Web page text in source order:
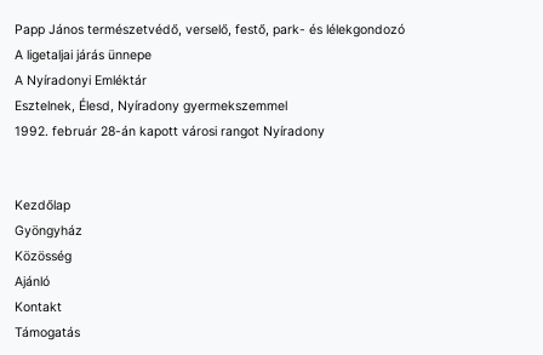
Papp János természetvédő, verselő, festő, park- és lélekgondozó
A ligetaljai járás ünnepe
A Nyíradonyi Emléktár
Esztelnek, Élesd, Nyíradony gyermekszemmel
1992. február 28-án kapott városi rangot Nyíradony
Kezdőlap
Gyöngyház
Közösség
Ajánló
Kontakt
Támogatás